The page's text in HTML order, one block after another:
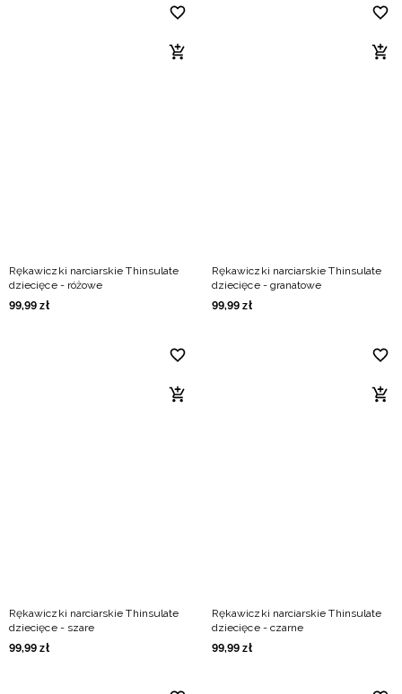
Rękawiczki narciarskie Thinsulate
dziecięce - różowe
99,99 zł
Rękawiczki narciarskie Thinsulate
dziecięce - granatowe
99,99 zł
Rękawiczki narciarskie Thinsulate
dziecięce - szare
99,99 zł
Rękawiczki narciarskie Thinsulate
dziecięce - czarne
99,99 zł